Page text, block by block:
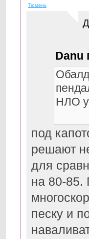
Тюмень
Danu
НЛО у
под
решают
для
на 80-85.
песку и